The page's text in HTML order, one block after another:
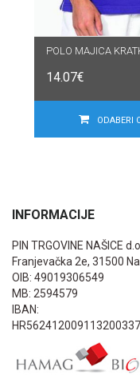
POLO MAJICA
14.07€
ODABERI
INFORMACIJE
PIN TRGOVINE NAŠICE
Franjevačka 2e, 31500
OIB: 49019306549
MB: 2594579
IBAN: